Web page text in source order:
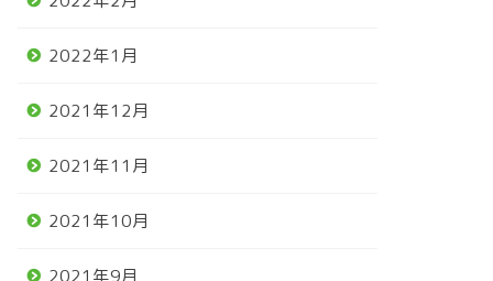
2022年1月
2021年12月
2021年11月
2021年10月
2021年9月